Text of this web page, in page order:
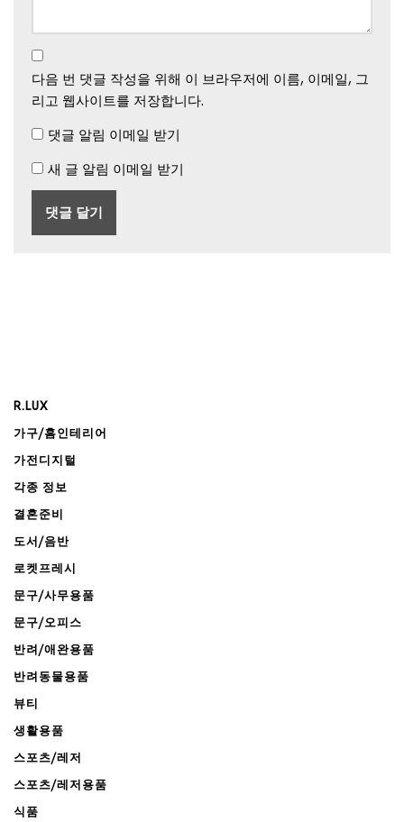
다음 번 댓글 작성을 위해 이 브라우저에 이름, 이메일, 그
리고 웹사이트를 저장합니다.
댓글 알림 이메일 받기
새 글 알림 이메일 받기
R.LUX
가구/홈인테리어
가전디지털
각종 정보
결혼준비
도서/음반
로켓프레시
문구/사무용품
문구/오피스
반려/애완용품
반려동물용품
뷰티
생활용품
스포츠/레저
스포츠/레저용품
식품